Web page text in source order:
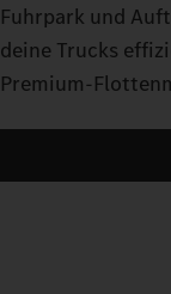
Fuhrpark und
deine Trucks
Premium-